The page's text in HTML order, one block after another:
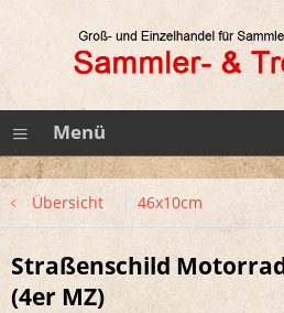
Menü
Übersicht 46x10cm
Straßenschild
(4er MZ)